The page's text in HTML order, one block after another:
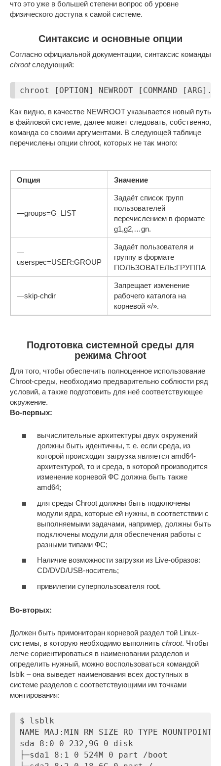
что это уже в большей степени вопрос об уровне
физического доступа к самой системе.
Синтаксис и основные опции
Согласно официальной документации, синтаксис команды
chrootследующий:
chroot [OPTION] NEWROOT [COMMAND
Как видно, в качестве NEWROOT указывается новый путь
в файловой системе, далее может следовать, собственно,
команда со своими аргументами. В следующей таблице
перечислены опции chroot, которых не так много:
Опция Значение
—groups=G_LIST
Задаёт список групп
пользователей
перечислением в формате
g1,g2,…gn.
—
userspec=USER:GROUP
Задаёт пользователя и
группу в формате
ПОЛЬЗОВАТЕЛЬ:ГРУППА
—skip-chdir
Запрещает изменение
рабочего каталога на
корневой «/».
Подготовка системной среды для
режима Chroot
Для того, чтобы обеспечить полноценное использование
Chroot-среды, необходимо предварительно соблюсти ряд
условий, а также подготовить для неё соответствующее
окружение.
Во-первых:
вычислительные архитектуры двух окружений
должны быть идентичны, т. е. если среда, из
которой происходит загрузка является amd64-
архитектурой, то и среда, в которой производится
изменение корневой ФС должна быть также
amd64;
для среды Chroot должны быть подключены
модули ядра, которые ей нужны, в соответствии с
выполняемыми задачами, например, должны быть
подключены модули для обеспечения работы с
разными типами ФС;
Наличие возможности загрузки из Live-образов:
CD/DVD/USB-носитель;
привилегии суперпользователя root.
Во-вторых:
Должен быть примониторан корневой раздел той Linux-
системы, в которую необходимо выполнить chroot. Чтобы
легче сориентироваться в наименовании разделов и
определить нужный, можно воспользоваться командой
lsblk – она выведет наименования всех доступных в
системе разделов с соответствующими им точками
монтирования:
$ lsblk
NAME MAJ:MIN RM SIZE RO TYPE MOUNTPOINT
sda 8:0 0 232,9G 0 disk
├─sda1 8:1 0 524M 0 part /boot